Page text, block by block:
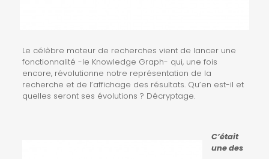
Le célèbre moteur de recherches vient de lancer une
fonctionnalité -le Knowledge Graph- qui, une fois
encore, révolutionne notre représentation de la
recherche et de l’affichage des résultats. Qu’en est-il et
quelles seront ses évolutions ? Décryptage.
C’était
une des